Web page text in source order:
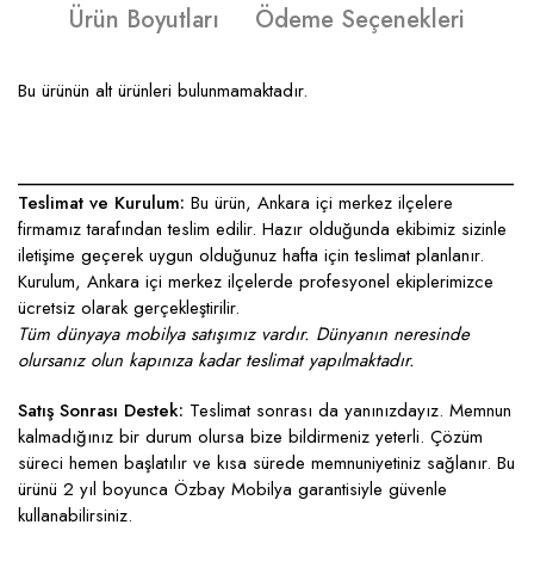
Ürün Boyutları
Ödeme Seçenekleri
Bu ürünün alt ürünleri bulunmamaktadır.
____________________________________________________
Teslimat ve Kurulum: Bu ürün, Ankara içi merkez ilçelere
firmamız tarafından teslim edilir. Hazır olduğunda ekibimiz sizinle
iletişime geçerek uygun olduğunuz hafta için teslimat planlanır.
Kurulum, Ankara içi merkez ilçelerde profesyonel ekiplerimizce
ücretsiz olarak gerçekleştirilir.
Tüm dünyaya mobilya satışımız vardır. Dünyanın neresinde
olursanız olun kapınıza kadar teslimat yapılmaktadır.
Satış Sonrası Destek: Teslimat sonrası da yanınızdayız. Memnun
kalmadığınız bir durum olursa bize bildirmeniz yeterli. Çözüm
süreci hemen başlatılır ve kısa sürede memnuniyetiniz sağlanır. Bu
ürünü 2 yıl boyunca Özbay Mobilya garantisiyle güvenle
kullanabilirsiniz.